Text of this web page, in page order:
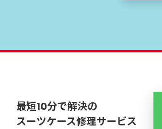
最短10分で解決の
スーツケース修理サービス